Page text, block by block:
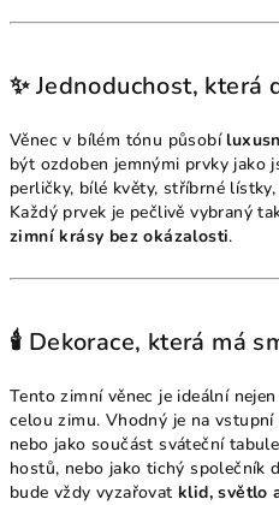
✨ Jednoduchost, která
Věnec v bílém tónu působí
být ozdoben jemnými prvky jako
perličky, bílé květy, stříbrné
Každý prvek je pečlivě vybraný
zimní krásy bez okázalosti.
🕯️ Dekorace, která má
Tento zimní věnec je ideální
celou zimu. Vhodný je na
nebo jako součást sváteční
hostů, nebo jako tichý společník
bude vždy vyzařovat klid, světlo